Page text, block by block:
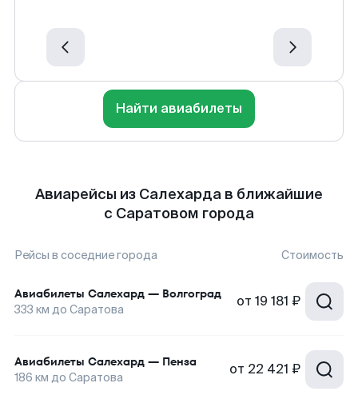
Найти авиабилеты
Авиарейсы из Салехарда в ближайшие
с Саратовом города
Рейсы в соседние города Стоимость
Авиабилеты Салехард — Волгоград
333 км до Саратова от 19 181 ₽
Авиабилеты Салехард — Пенза
186 км до Саратова от 22 421 ₽